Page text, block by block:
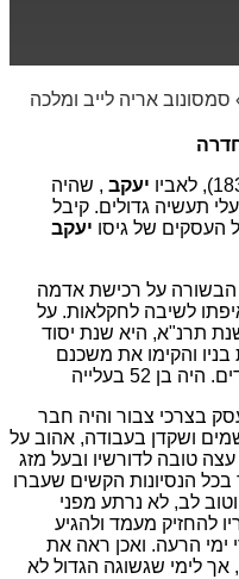
סמסונוב אריה לייב ומלכה
יעקב , שהיה
תעשיה גדולים. קיבל
העסקים של גיסו יעקב
על רכישת אדמה
לשיבה לחקלאות. על
תרנ"א, היא שנת יסוד
והקימו את משכנם
52 בעלייה
בצרכי צבור והיה חבר
ושקדן בעבודה, אהוב על
עצה טובה לדורשיו ובעל מזג
בכל הנסיונות הקשים שעברו
לב, לא נרתע מפני
להחזיק מעמד ולהגיע
ימי הרעה. ואכן ראה את
לימי שגשוגה הגדול לא